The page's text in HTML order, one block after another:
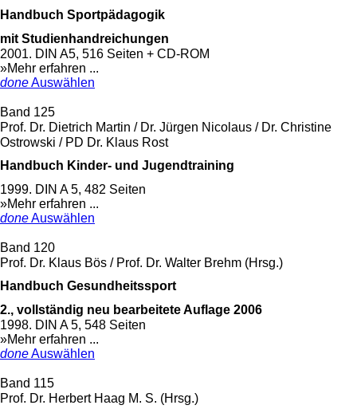
Handbuch Sportpädagogik
mit Studienhandreichungen
2001. DIN A5, 516 Seiten + CD-ROM
»Mehr erfahren ...
doneAuswählen
Band 125
Prof. Dr. Dietrich Martin / Dr. Jürgen Nicolaus / Dr. Christine
Ostrowski / PD Dr. Klaus Rost
Handbuch Kinder- und Jugendtraining
1999. DIN A 5, 482 Seiten
»Mehr erfahren ...
doneAuswählen
Band 120
Prof. Dr. Klaus Bös / Prof. Dr. Walter Brehm (Hrsg.)
Handbuch Gesundheitssport
2., vollständig neu bearbeitete Auflage 2006
1998. DIN A 5, 548 Seiten
»Mehr erfahren ...
doneAuswählen
Band 115
Prof. Dr. Herbert Haag M. S. (Hrsg.)